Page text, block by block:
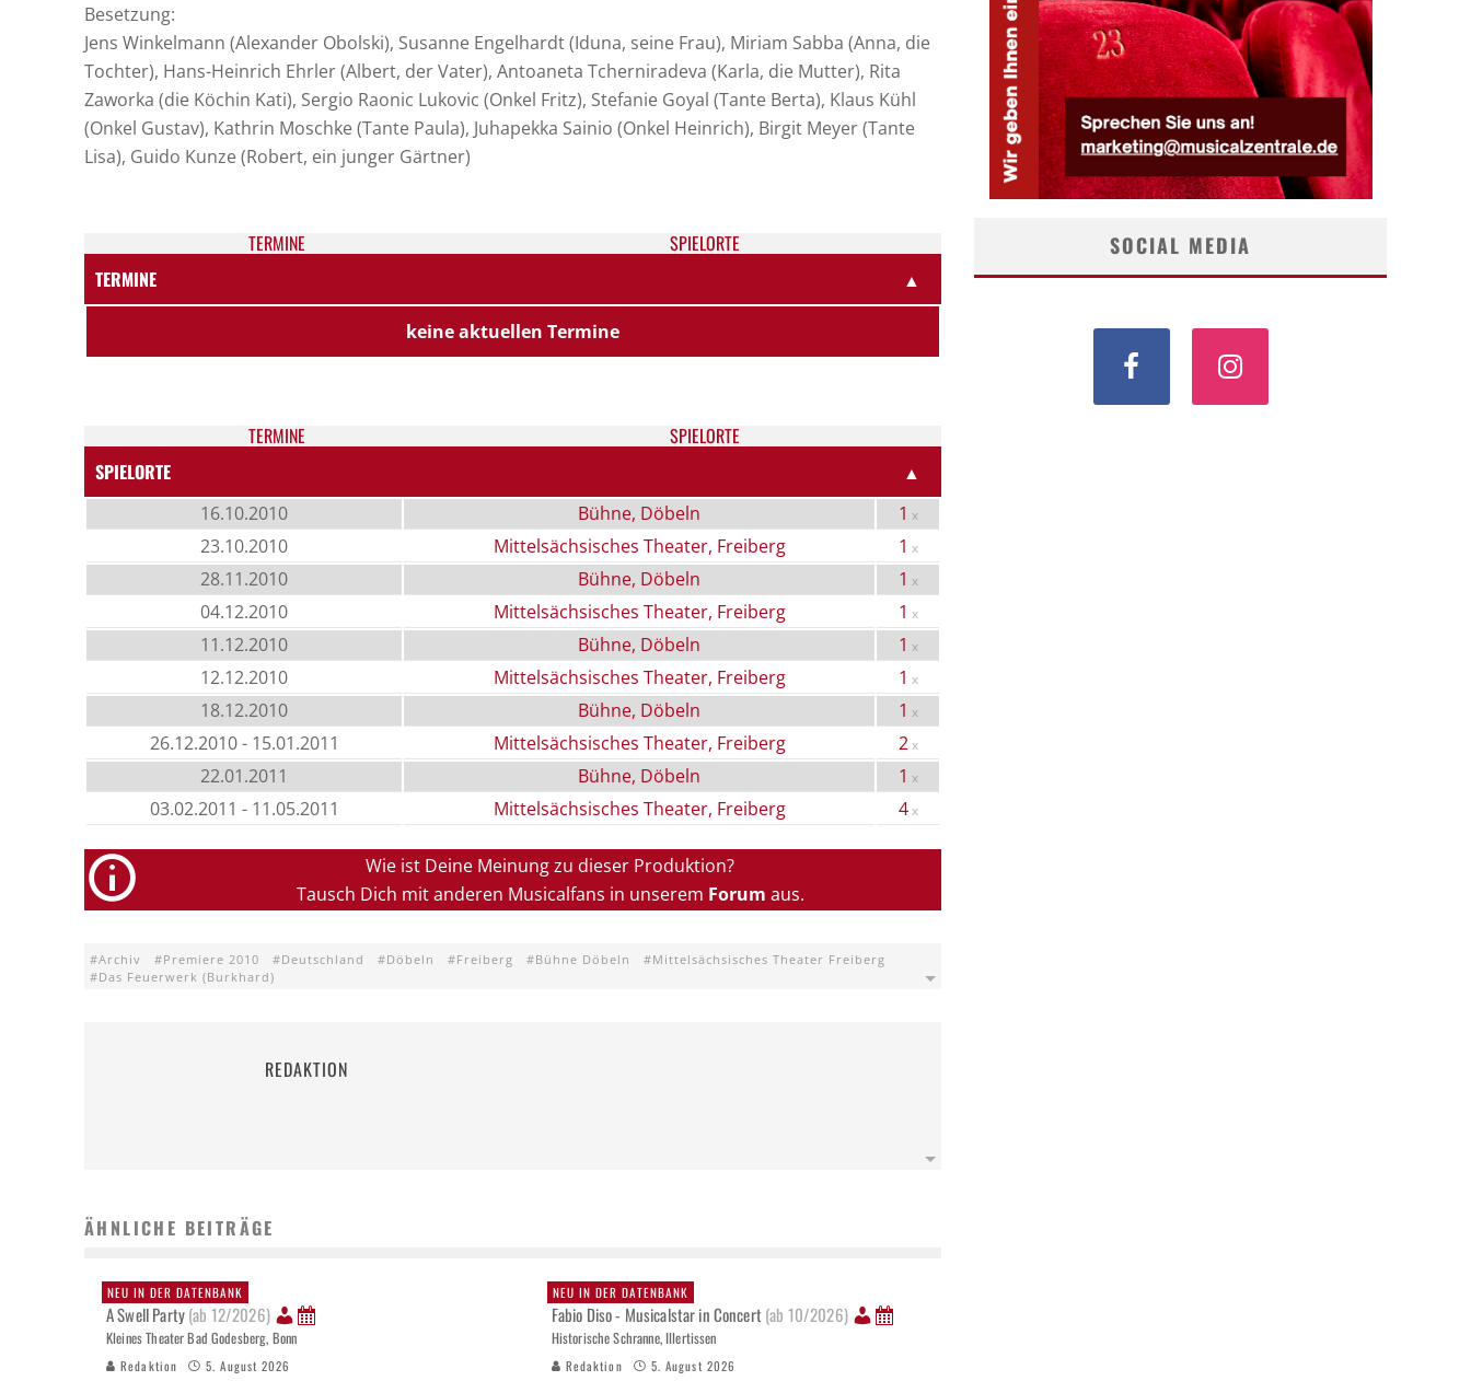
Besetzung:
Jens Winkelmann (Alexander Obolski), Susanne Engelhardt (Iduna, seine Frau), Miriam Sabba (Anna, die
Tochter), Hans-Heinrich Ehrler (Albert, der Vater), Antoaneta Tcherniradeva (Karla, die Mutter), Rita
Zaworka (die Köchin Kati), Sergio Raonic Lukovic (Onkel Fritz), Stefanie Goyal (Tante Berta), Klaus Kühl
(Onkel Gustav), Kathrin Moschke (Tante Paula), Juhapekka Sainio (Onkel Heinrich), Birgit Meyer (Tante
Lisa), Guido Kunze (Robert, ein junger Gärtner)
TER­MI­NE
SPIELORTE
TERMINE
▲
keine aktuellen Termine
TER­MI­NE
SPIELORTE
SPIELORTE
▲
16.10.2010 Bühne, Döbeln 1 x
23.10.2010 Mittelsächsisches Theater, Freiberg 1 x
28.11.2010 Bühne, Döbeln 1 x
04.12.2010 Mittelsächsisches Theater, Freiberg 1 x
11.12.2010 Bühne, Döbeln 1 x
12.12.2010 Mittelsächsisches Theater, Freiberg 1 x
18.12.2010 Bühne, Döbeln 1 x
26.12.2010 - 15.01.2011 Mittelsächsisches Theater, Freiberg 2x
22.01.2011 Bühne, Döbeln 1 x
03.02.2011 - 11.05.2011 Mittelsächsisches Theater, Freiberg 4x
Wie ist Deine Meinung zu dieser Produktion?
Tausch Dich mit anderen Musicalfans in unserem Forum aus.
Archiv Premiere 2010 Deutschland Döbeln Freiberg Bühne Döbeln
Mittelsächsisches Theater Freiberg
Das Feuerwerk (Burkhard)
REDAKTION
ÄHNLICHE BEITRÄGE
NEU IN DER DATENBANK
A Swell Party(ab 12/2026)
Kleines Theater Bad Godesberg, Bonn
Redaktion 5. August 2026
NEU IN DER DATENBANK
Fabio Diso - Musicalstar in Concert(ab 10/2026)
Historische Schranne, Illertissen
Redaktion 5. August 2026
SOCIAL MEDIA